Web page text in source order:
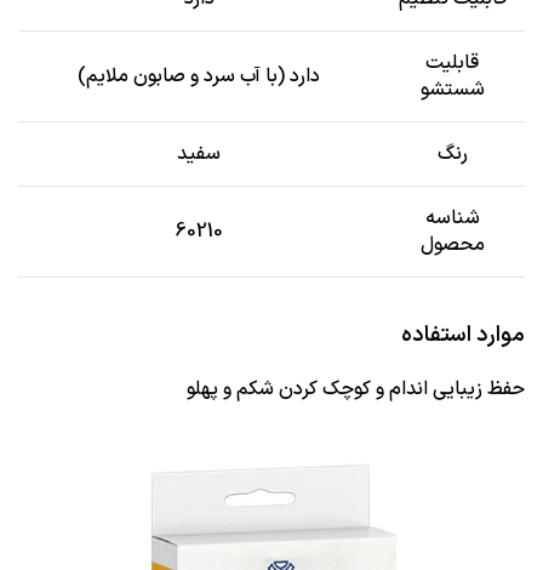
قابلیت
شستشو
دارد (با آب سرد و صابون ملایم)
رنگ سفید
شناسه
محصول
60210
موارد استفاده
حفظ زیبایی اندام و کوچک کردن شکم و پهلو